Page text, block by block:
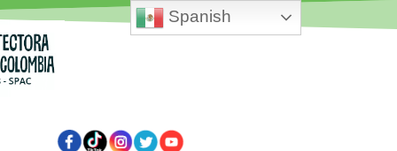
Spanish